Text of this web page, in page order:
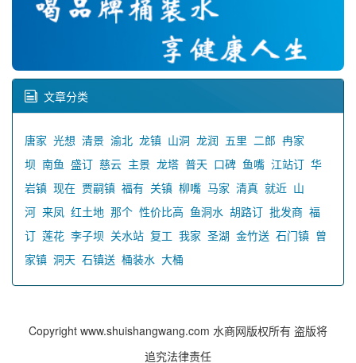
文章分类
唐家 光想 清景 渝北 龙镇 山洞 龙润 五里 二郎 冉家
坝 南鱼 盛订 慈云 主景 龙塔 普天 口碑 鱼嘴 江站订 华
岩镇 现在 贾嗣镇 福有 关镇 柳嘴 马家 清真 就近 山
河 来凤 红土地 那个 性价比高 鱼洞水 胡路订 批发商 福
订 莲花 李子坝 关水站 复工 我家 圣湖 金竹送 石门镇 曾
家镇 洞天 石镇送 桶装水 大桶
Copyright www.shuishangwang.com 水商网版权所有 盗版将
追究法律责任